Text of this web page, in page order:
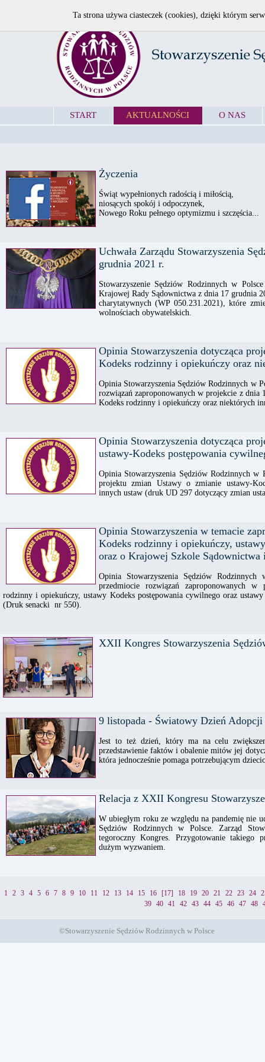
START AKTUALNOŚCI O NAS
Życzenia
Świąt wypełnionych radością i miłością,
niosących spokój i odpoczynek,
Nowego Roku pełnego optymizmu i szczęścia...
Uchwała Zarządu Stowarzyszenia
grudnia 2021 r.
Stowarzyszenie Sędziów Rodzinnych w
Krajowej Rady Sądownictwa z dnia 17 grudnia
charytatywnych (WP 050.231.2021), które
wolnościach obywatelskich.
Opinia Stowarzyszenia dotycząca
Kodeks rodzinny i opiekuńczy oraz
Opinia Stowarzyszenia Sędziów Rodzinnych w
rozwiązań zaproponowanych w projekcie z
Kodeks rodzinny i opiekuńczy oraz niektórych
Opinia Stowarzyszenia dotycząca
ustawy-Kodeks postępowania
Opinia Stowarzyszenia Sędziów Rodzinnych w
projektu zmian Ustawy o zmianie ustawy-
innych ustaw (druk UD 297 dotyczący zmian
Opinia Stowarzyszenia w temacie
Kodeks rodzinny i opiekuńczy,
oraz o Krajowej Szkole Sądownictwa
Opinia Stowarzyszenia Sędziów
przedmiocie rozwiązań zaproponowanych
rodzinny i opiekuńczy, ustawy Kodeks postępowania cywilnego oraz
(Druk senacki nr 550).
XXII Kongres Stowarzyszenia
9 listopada - Światowy Dzień Adopcji
Jest to też dzień, który ma na celu
przedstawienie faktów i obalenie mitów jej
która jednocześnie pomaga potrzebującym
Relacja z XXII Kongresu
W ubiegłym roku ze względu na pandemię nie
Sędziów Rodzinnych w Polsce. Zarząd
tegoroczny Kongres. Przygotowanie takiego
dużym wyzwaniem.
1 2 3 4 5 6 7 8 9 10 11 12 13 14 15 16 [17] 18 19 20 21 22 23 24
39
40 41 42 43 44 45 46 47 48
©Stowarzyszenie Sędziów Rodzinnych w Polsce
Ta strona używa ciasteczek (cookies), dzięki którym